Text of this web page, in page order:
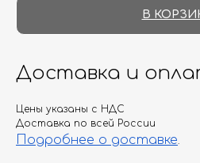
В
Доставка и
Цены указаны с НДС
Доставка по всей России
Подробнее о доставке.